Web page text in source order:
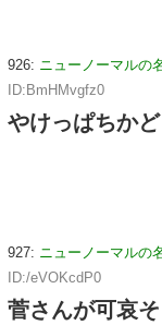
926: ニューノーマルの
ID:BmHMvgfz0
やけっぱちか
927: ニューノーマルの
ID:/eVOKcdP0
菅さんが可哀